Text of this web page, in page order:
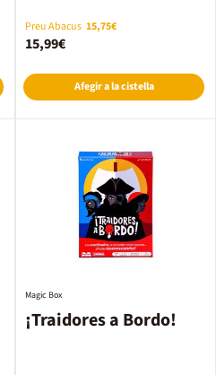
Preu Abacus 15,75€
15,99€
Afegir a la cistella
¡Traidores a Bordo!
Magic Box